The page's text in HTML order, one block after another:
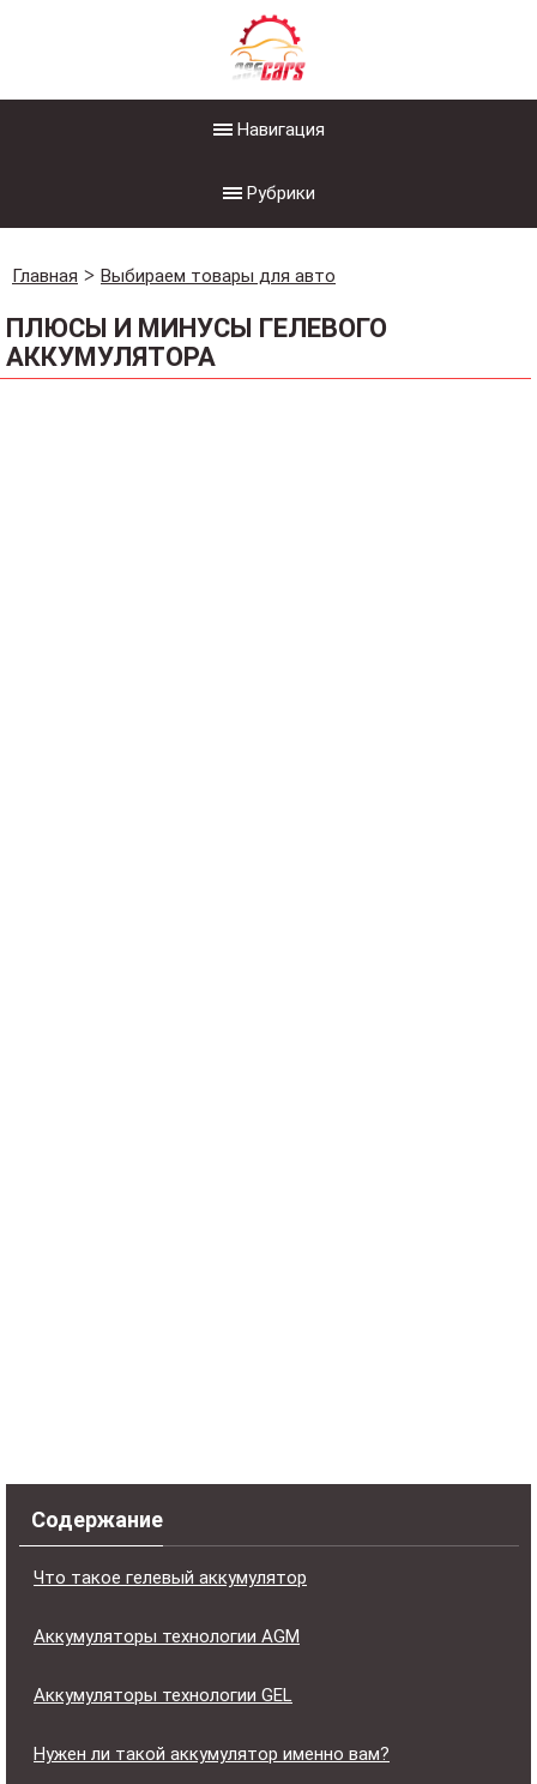
Навигация
Рубрики
Главная Выбираем товары для авто
ПЛЮСЫ И МИНУСЫ ГЕЛЕВОГО
АККУМУЛЯТОРА
Содержание
Что такое гелевый аккумулятор
Аккумуляторы технологии AGM
Аккумуляторы технологии GEL
Нужен ли такой аккумулятор именно вам?